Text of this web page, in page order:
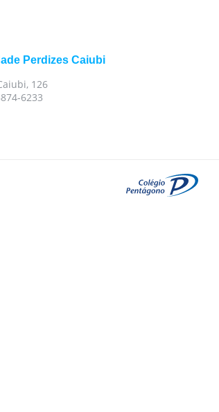
Perdizes Caiubi
126
6233